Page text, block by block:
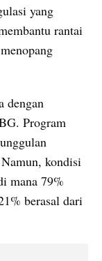
yang
rantai
dengan
Program
kondisi
mana 79%
berasal dari